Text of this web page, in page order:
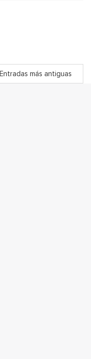
Entradas más antiguas